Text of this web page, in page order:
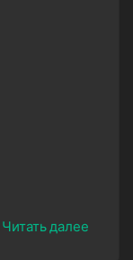
Читать далее